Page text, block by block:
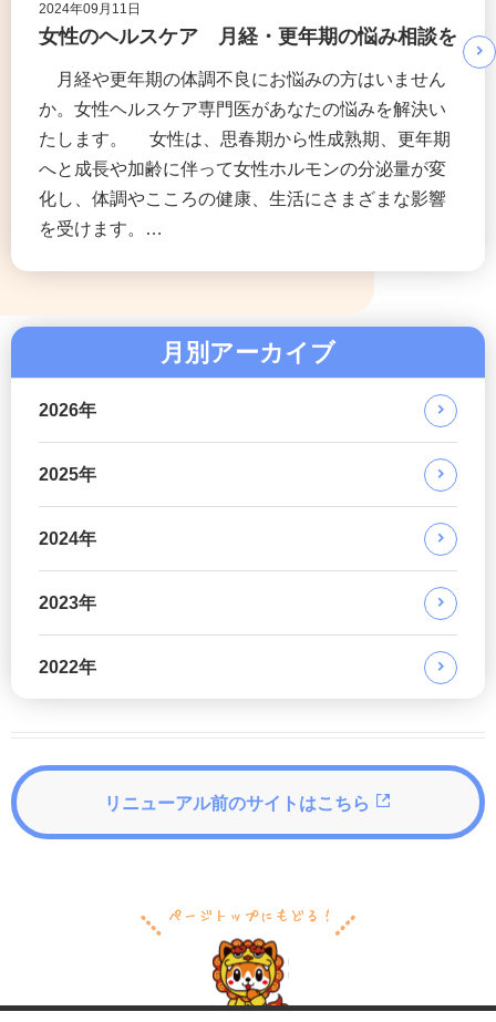
2024年09月11日
女性のヘルスケア 月経・更年期の悩み相談を
月経や更年期の体調不良にお悩みの方はいません
か。女性ヘルスケア専門医があなたの悩みを解決い
たします。 女性は、思春期から性成熟期、更年期
へと成長や加齢に伴って女性ホルモンの分泌量が変
化し、体調やこころの健康、生活にさまざまな影響
を受けます。…
月別アーカイブ
2026年
2025年
2024年
2023年
2022年
リニューアル前のサイトはこちら